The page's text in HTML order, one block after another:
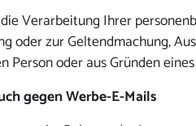
Verarbeitung Ihrer
oder zur Geltendmachung,
Person oder aus Gründen
gegen Werbe-E-Mails